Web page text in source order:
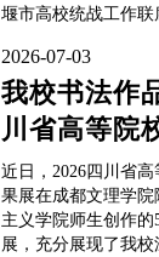
堰市高校统战工作
四川工商职业技术学
志，市委统战部有关
都东软学院党委副书
委常委...
2026-07-03
我校书法作
川省高等院
学成果展
近日，2026四川省
果展在成都文理学
主义学院师生创作
展，充分展现了我